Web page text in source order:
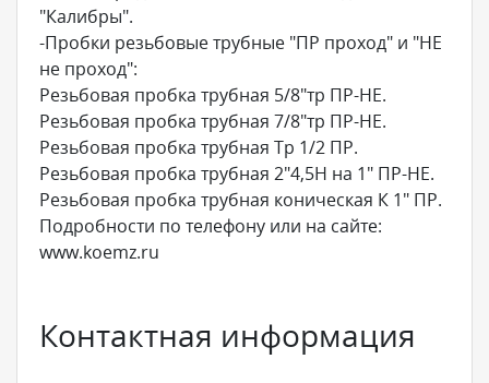
"Калибры".
-Пробки резьбовые трубные "ПР проход" и "НЕ
не проход":
Резьбовая пробка трубная 5/8"тр ПР-НЕ.
Резьбовая пробка трубная 7/8"тр ПР-НЕ.
Резьбовая пробка трубная Тр 1/2 ПР.
Резьбовая пробка трубная 2"4,5Н на 1" ПР-НЕ.
Резьбовая пробка трубная коническая К 1" ПР.
Подробности по телефону или на сайте:
www.koemz.ru
Контактная информация